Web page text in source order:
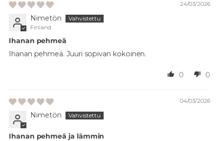
24/03/2026
Nimetön
Finland
Ihanan pehmeä
Ihanan pehmeä. Juuri sopivan kokoinen.
0 0
04/03/2026
Nimetön
Ihanan pehmeä ja lämmin